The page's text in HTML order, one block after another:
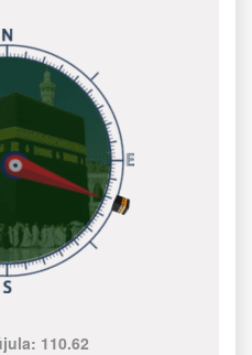
110.62